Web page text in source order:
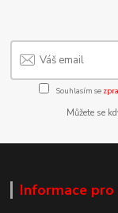
Souhlasím se
Můžete se
Informace pro